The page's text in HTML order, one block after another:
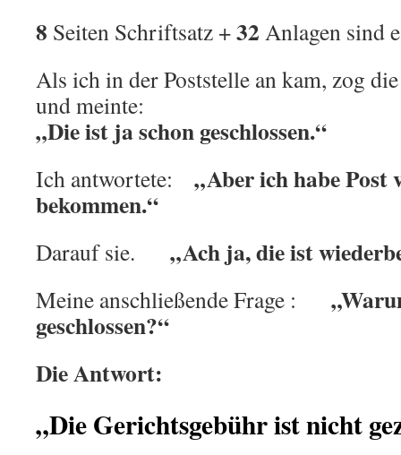
8 Seiten Schriftsatz +32 Anlagen sind
Als ich in der Poststelle an kam, zog
und meinte:
„Die ist ja schon geschlossen.“
Ich antwortete: „Aber ich habe Post
bekommen.“
Darauf sie. „Ach ja, die ist
Meine anschließende Frage :
geschlossen?“
Die Antwort:
„Die Gerichtsgebühr ist nicht